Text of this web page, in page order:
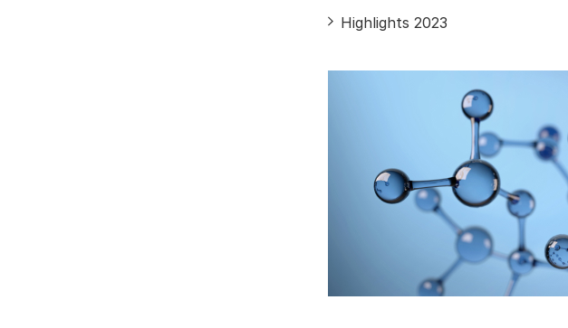
Highlights 2023